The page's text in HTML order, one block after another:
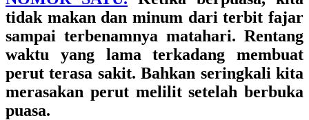
tidak makan dan minum dari terbit fajar
sampai terbenamnya matahari. Rentang
waktu yang lama terkadang membuat
perut terasa sakit. Bahkan seringkali kita
merasakan perut melilit setelah berbuka
puasa.